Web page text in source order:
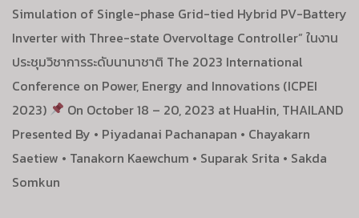
Simulation of Single-phase Grid-tied Hybrid PV-Battery
Inverter with Three-state Overvoltage Controller” ในงาน
ประชุมวิชาการระดับนานาชาติ The 2023 International
Conference on Power, Energy and Innovations (ICPEI
2023)
On October 18 – 20, 2023 at HuaHin, THAILAND
Presented By • Piyadanai Pachanapan • Chayakarn
Saetiew • Tanakorn Kaewchum • Suparak Srita • Sakda
Somkun